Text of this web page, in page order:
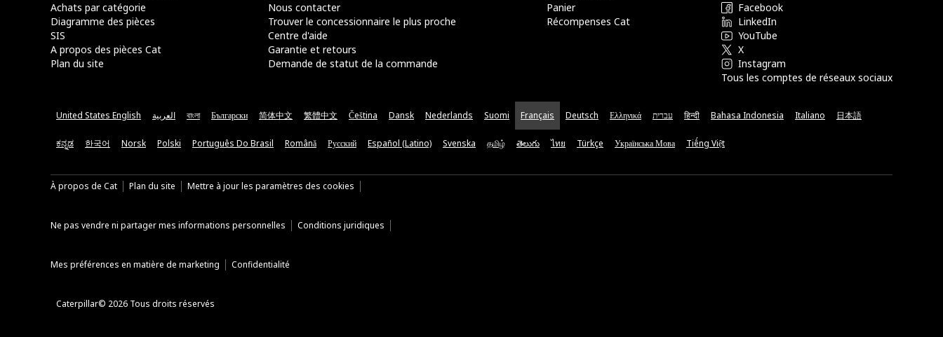
Achats par catégorie
Diagramme des pièces
SIS
A propos des pièces Cat
Plan du site
Nous contacter
Trouver le concessionnaire le plus proche
Centre d'aide
Garantie et retours
Demande de statut de la commande
Panier
Récompenses Cat
Facebook
LinkedIn
YouTube
X
Instagram
Tous les comptes de réseaux sociaux
United States English العربية বাংলা Български 简体中文 繁體中文 Čeština Dansk Nederlands Suomi Français Deutsch Ελληνικά עברית हिन्दी Bahasa Indonesia Italiano 日本語
ಕನ್ನಡ 한국어 Norsk Polski Português Do Brasil Română Русский Español (Latino) Svenska தமிழ் తెలుగు ไทย Türkçe Українська Мова Tiếng Việt
À propos de Cat Plan du site Mettre à jour les paramètres des cookies
Ne pas vendre ni partager mes informations personnelles Conditions juridiques
Mes préférences en matière de marketing Confidentialité
Caterpillar© 2026 Tous droits réservés